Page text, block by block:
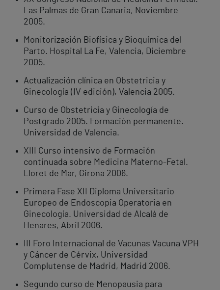
Las Palmas de Gran Canaria, Noviembre
2005.
Monitorización Biofísica y Bioquímica del
Parto. Hospital La Fe, Valencia, Diciembre
2005.
Actualización clínica en Obstetricia y
Ginecología (IV edición), Valencia 2005.
Curso de Obstetricia y Ginecología de
Postgrado 2005. Formación permanente.
Universidad de Valencia.
XIII Curso intensivo de Formación
continuada sobre Medicina Materno-Fetal.
Lloret de Mar, Girona 2006.
Primera Fase XII Diploma Universitario
Europeo de Endoscopia Operatoria en
Ginecología. Universidad de Alcalá de
Henares, Abril 2006.
III Foro Internacional de Vacunas Vacuna VPH
y Cáncer de Cérvix, Universidad
Complutense de Madrid, Madrid 2006.
Segundo curso de Menopausia para